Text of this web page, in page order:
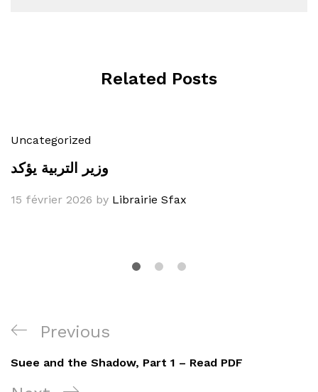
Related Posts
Uncategorized
وزير التربية يؤكد
15 février 2026 by Librairie Sfax
Navigation
de
l’article
Previous
Post
Previous
Suee and the Shadow, Part 1 – Read PDF